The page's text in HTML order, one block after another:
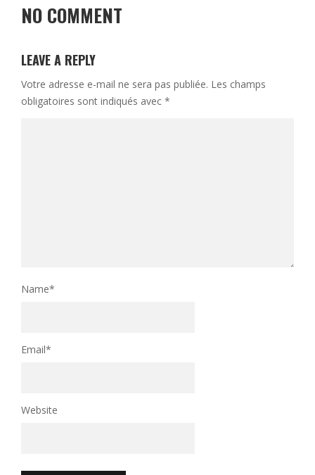
NO COMMENT
LEAVE A REPLY
Votre adresse e-mail ne sera pas publiée. Les champs
obligatoires sont indiqués avec *
Name*
Email*
Website